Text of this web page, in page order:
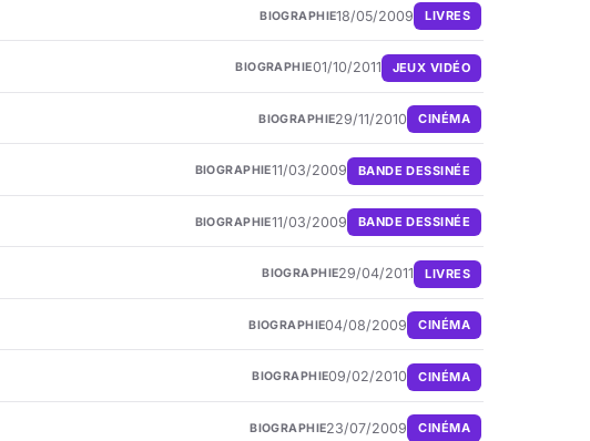
BIOGRAPHIE18/05/2009 LIVRES
BIOGRAPHIE01/10/2011 JEUX VIDÉO
BIOGRAPHIE29/11/2010 CINÉMA
BIOGRAPHIE11/03/2009 BANDE DESSINÉE
BIOGRAPHIE11/03/2009 BANDE DESSINÉE
BIOGRAPHIE29/04/2011 LIVRES
BIOGRAPHIE04/08/2009 CINÉMA
BIOGRAPHIE09/02/2010 CINÉMA
BIOGRAPHIE23/07/2009 CINÉMA